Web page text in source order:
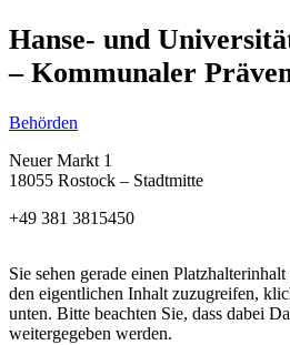
Hanse- und
– Kommunaler
Behörden
Neuer Markt 1
18055 Rostock – Stadtmitte
+49 381 3815450
Sie sehen gerade einen Platzhalterinhalt
den eigentlichen Inhalt zuzugreifen,
unten. Bitte beachten Sie, dass dabei
weitergegeben werden.